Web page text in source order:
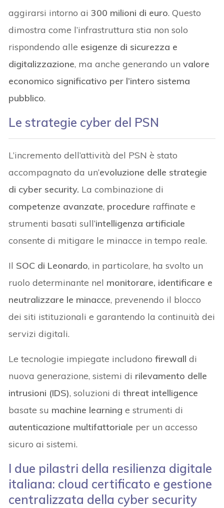
aggirarsi intorno ai300 milioni di euro. Questo
dimostra come l’infrastruttura stia non solo
rispondendo alle esigenze di sicurezza e
digitalizzazione, ma anche generando un valore
economico significativo per l’intero sistema
pubblico.
Le strategie cyber del PSN
L’incremento dell’attività del PSN è stato
accompagnato da un’evoluzione delle strategie
di cyber security. La combinazione di
competenze avanzate, procedure raffinate e
strumenti basati sull’intelligenza artificiale
consente di mitigare le minacce in tempo reale.
Il SOC di Leonardo, in particolare, ha svolto un
ruolo determinante nel monitorare, identificare e
neutralizzare le minacce, prevenendo il blocco
dei siti istituzionali e garantendo la continuità dei
servizi digitali.
Le tecnologie impiegate includonofirewall di
nuova generazione, sistemi di rilevamento delle
intrusioni (IDS), soluzioni di threat intelligence
basate su machine learning e strumenti di
autenticazione multifattoriale per un accesso
sicuro ai sistemi.
I due pilastri della resilienza digitale
italiana: cloud certificato e gestione
centralizzata della cyber security